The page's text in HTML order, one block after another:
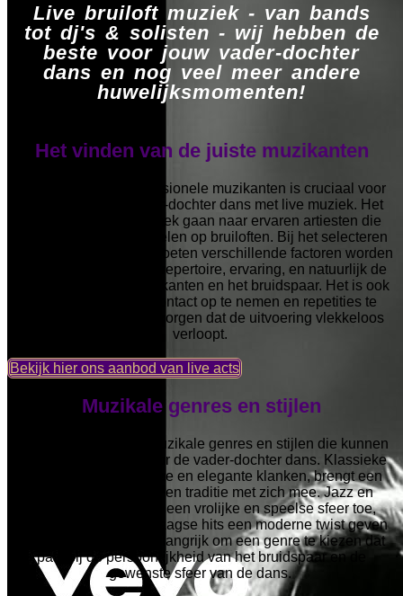
Live bruiloft muziek - van bands
tot dj's & solisten - wij hebben de
beste voor jouw vader-dochter
dans en nog veel meer andere
huwelijksmomenten!
Het vinden van de juiste muzikanten
Het inhuren van professionele muzikanten is cruciaal voor
een succesvolle vader-dochter dans met live muziek. Het
bruidspaar moet op zoek gaan naar ervaren artiesten die
bekend zijn met het spelen op bruiloften. Bij het selecteren
van de band of artiest moeten verschillende factoren worden
overwogen, zoals hun repertoire, ervaring, en natuurlijk de
chemie tussen de muzikanten en het bruidspaar. Het is ook
belangrijk om tijdig contact op te nemen en repetities te
plannen om ervoor te zorgen dat de uitvoering vlekkeloos
verloopt.
Bekijk hier ons aanbod van live acts
Muzikale genres en stijlen
Er zijn verschillende muzikale genres en stijlen die kunnen
worden overwogen voor de vader-dochter dans. Klassieke
muziek, met zijn tijdloze en elegante klanken, brengt een
gevoel van verfijning en traditie met zich mee. Jazz en
swingmuziek voegen een vrolijke en speelse sfeer toe,
terwijl pop- en hedendaagse hits een moderne twist geven
aan de dans. Het is belangrijk om een genre te kiezen dat
past bij de persoonlijkheid van het bruidspaar en de
gewenste sfeer van de dans.